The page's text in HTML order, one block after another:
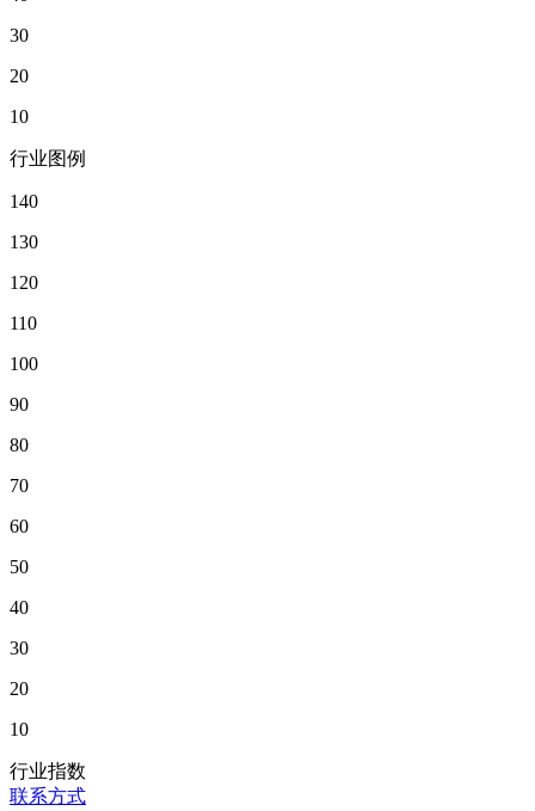
30
20
10
行业图例
140
130
120
110
100
90
80
70
60
50
40
30
20
10
行业指数
联系方式